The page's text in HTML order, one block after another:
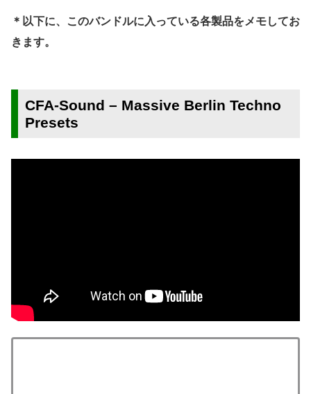
＊以下に、このバンドルに入っている各製品をメモしてお
きます。
CFA-Sound – Massive Berlin Techno
Presets